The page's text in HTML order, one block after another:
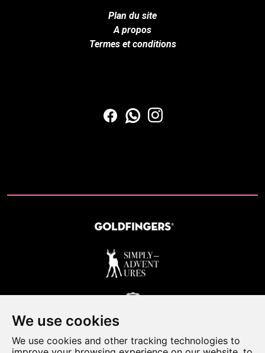
We use cookies
We use cookies and other tracking technologies to
Plan du site
A propos
Termes et conditions